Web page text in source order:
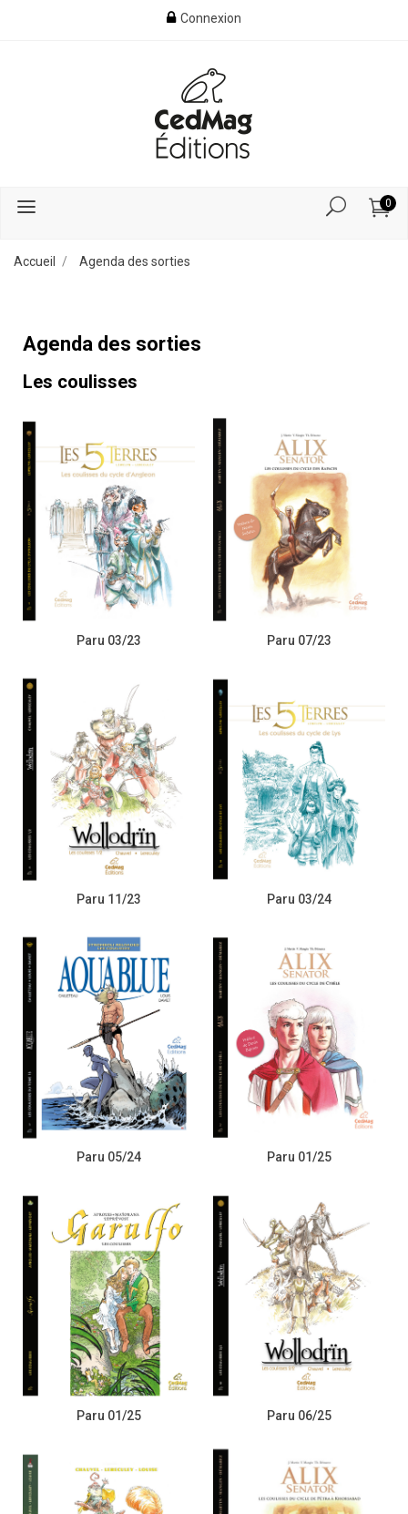
Connexion
0
Accueil Agenda des sorties
Agenda des sorties
Les coulisses
Paru 03/23 Paru 07/23
Paru 11/23 Paru 03/24
Paru 05/24 Paru 01/25
Paru 01/25 Paru 06/25